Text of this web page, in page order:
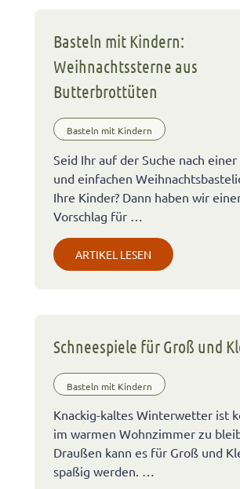
Basteln mit Kindern:
Weihnachtssterne aus
Butterbrottüten
Basteln mit Kindern
Seid Ihr auf der Suche nach
und einfachen
Ihre Kinder? Dann haben wir
Vorschlag für …
ARTIKEL LESEN
Schneespiele für Groß und
Basteln mit Kindern
Knackig-kaltes Winterwetter ist
im warmen Wohnzimmer zu
Draußen kann es für Groß und
spaßig werden. …